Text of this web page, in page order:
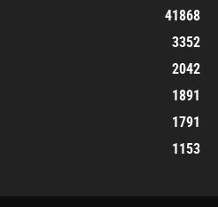
41868
3352
2042
1891
1791
1153